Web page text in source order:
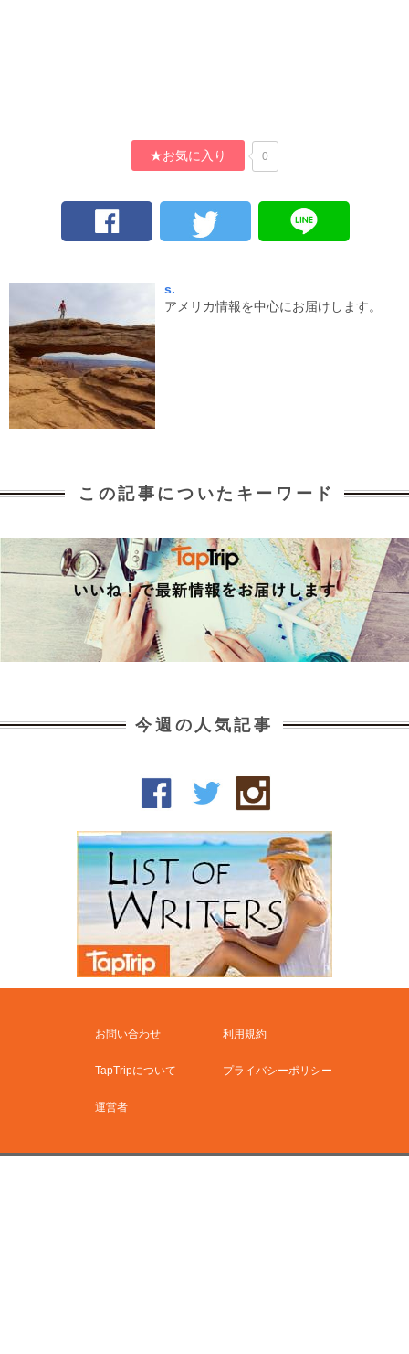
★お気に入り 0
s.
アメリカ情報を中心にお届けします。
この記事についたキーワード
今週の人気記事
お問い合わせ 利用規約
TapTripについて プライバシーポリシー
運営者